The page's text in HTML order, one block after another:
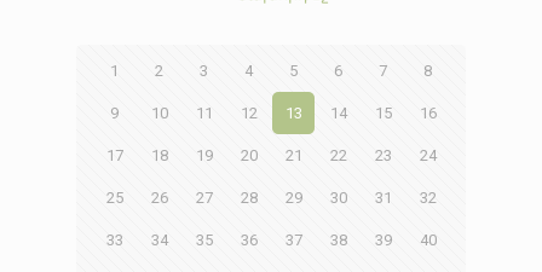
1 2 3 4 5 6 7 8
9 10 11 12 13 14 15 16
17 18 19 20 21 22 23 24
25 26 27 28 29 30 31 32
33 34 35 36 37 38 39 40